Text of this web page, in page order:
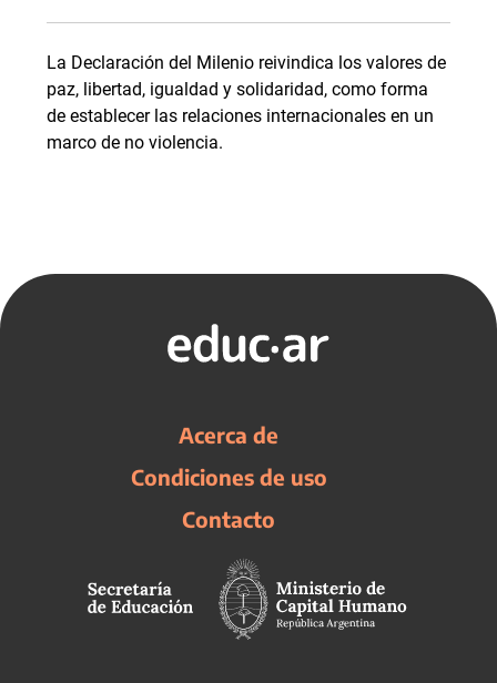
La Declaración del Milenio reivindica los valores de
paz, libertad, igualdad y solidaridad, como forma
de establecer las relaciones internacionales en un
marco de no violencia.
Acerca de
Condiciones de uso
Contacto